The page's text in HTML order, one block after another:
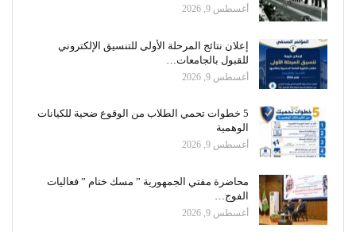
أغسطس 9, 2026
إعلان نتائج المرحلة الأولى للتنسيق الإلكتروني
للقبول بالجامعات…
أغسطس 9, 2026
5 خطوات تحمي الطلاب من الوقوع ضحية للكيانات
الوهمية
أغسطس 9, 2026
محاضرة مفتي الجمهورية ” مسك ختام ” فعاليات
الفوج…
أغسطس 9, 2026